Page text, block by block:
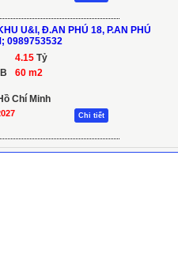
U&I, Đ.AN PHÚ 18, P.AN PHÚ
0989753532
4.15 Tỷ
60 m2
Chí Minh
Chi tiết